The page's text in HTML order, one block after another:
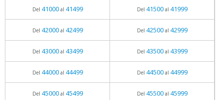
Del 41000al 41499 Del 41500al 41999
Del 42000al 42499 Del 42500al 42999
Del 43000al 43499 Del 43500al 43999
Del 44000al 44499 Del 44500al 44999
Del 45000al 45499 Del 45500al 45999